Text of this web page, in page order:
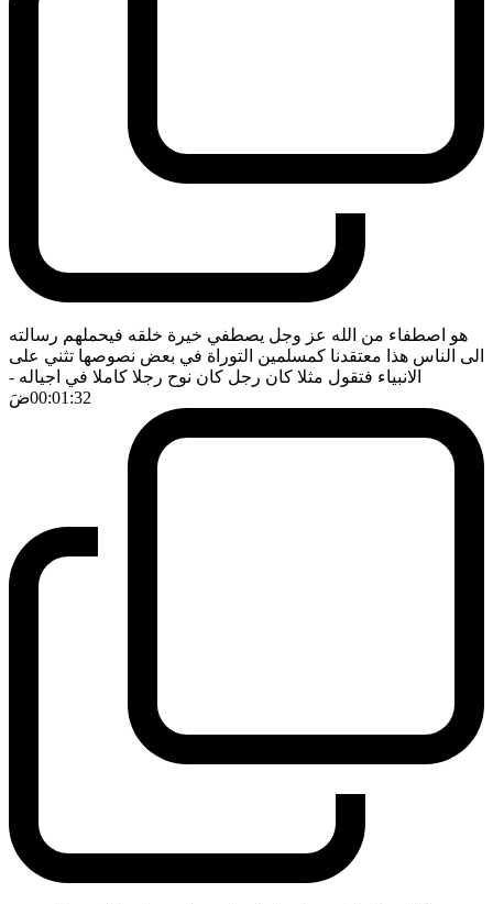
هو اصطفاء من الله عز وجل يصطفي خيرة خلقه فيحملهم رسالته
الى الناس هذا معتقدنا كمسلمين التوراة في بعض نصوصها تثني على
الانبياء فتقول مثلا كان رجل كان نوح رجلا كاملا في اجياله -
00:01:32ضَ